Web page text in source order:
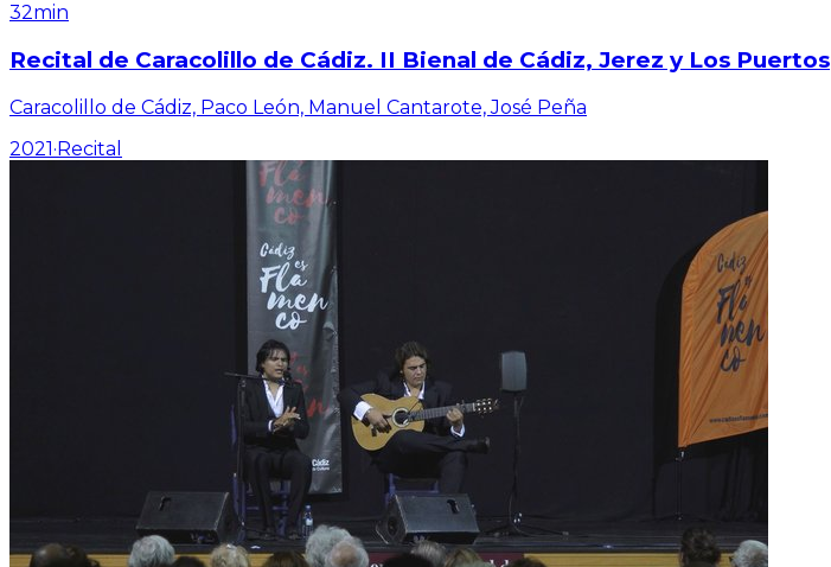
32min
Recital de Caracolillo de Cádiz. II Bienal de Cádiz, Jerez y Los Puertos
Caracolillo de Cádiz, Paco León, Manuel Cantarote, José Peña
2021·Recital